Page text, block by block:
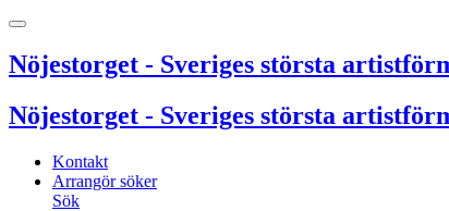
Nöjestorget - Sveriges största
Nöjestorget - Sveriges största
Kontakt
Arrangör söker
Sök